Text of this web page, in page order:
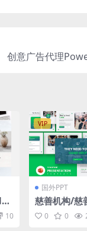
创意广告代理
10
VIP
国外PPT
慈善机构/慈
rPoint 演示
de Charity
0 0